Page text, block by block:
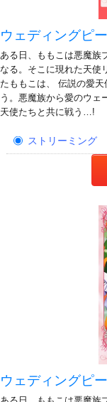
ウェディングピ
ある日、ももこは悪魔族
なる。そこに現れた天使
たももこは、 伝説の愛
う。悪魔族から愛のウェ
天使たちと共に戦う…!
ストリーミング
ウェディングピ